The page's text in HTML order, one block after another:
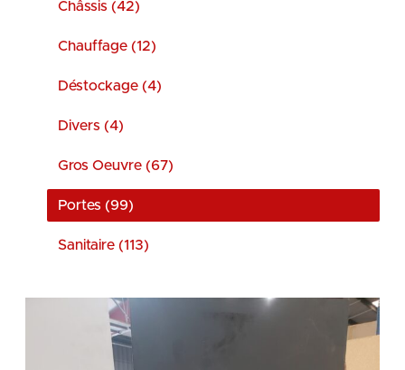
Châssis (42)
Chauffage (12)
Déstockage (4)
Divers (4)
Gros Oeuvre (67)
Portes (99)
Sanitaire (113)